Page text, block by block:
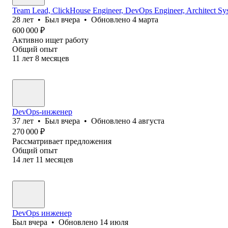
Team Lead, ClickHouse Engineer, DevOps Engineer, Architect
28 лет • Был вчера • Обновлено 4 марта
600 000 ₽
Активно ищет работу
Общий опыт
11 лет 8 месяцев
DevOps-инженер
37 лет • Был вчера • Обновлено 4 августа
270 000 ₽
Рассматривает предложения
Общий опыт
14 лет 11 месяцев
DevOps инженер
Был вчера • Обновлено 14 июля